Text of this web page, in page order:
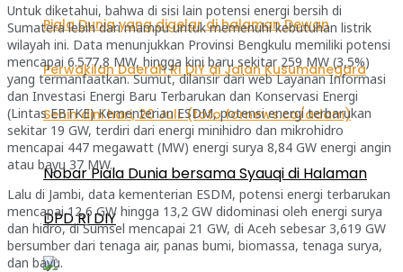
Nobar Piala Dunia bersama Syauqi di Halaman
DPD RI DIY
Untuk diketahui, bahwa di sisi lain potensi energi bersih di
Sumatera lebih dari mampu untuk memenuhi kebutuhan listrik
wilayah ini. Data menunjukkan Provinsi Bengkulu memiliki potensi
mencapai 6.577,8 MW, hingga kini baru sekitar 259 MW (3,5%)
yang termanfaatkan. Sumut, dilansir dari web Layanan Informasi
dan Investasi Energi Baru Terbarukan dan Konservasi Energi
(Lintas EBTKE) Kementerian ESDM, potensi energi terbarukan
sekitar 19 GW, terdiri dari energi minihidro dan mikrohidro
mencapai 447 megawatt (MW) energi surya 8,84 GW energi angin
atau bayu 37 MW.
Lalu di Jambi, data kementerian ESDM, potensi energi terbarukan
mencapai 12,6 GW hingga 13,2 GW didominasi oleh energi surya
dan hidro, di Sumsel mencapai 21 GW, di Aceh sebesar 3,619 GW
bersumber dari tenaga air, panas bumi, biomassa, tenaga surya,
dan bayu.